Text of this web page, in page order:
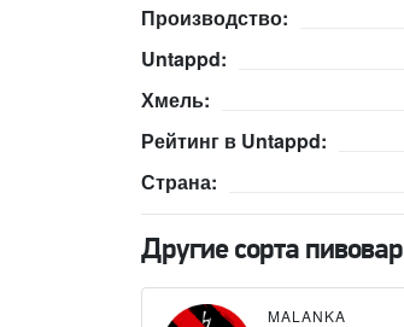
Производство:
Untappd:
Хмель:
Рейтинг в Untappd:
Страна:
Другие сорта
MALANKA